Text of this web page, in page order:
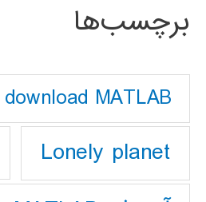
برچسب‌ها
download MATLAB
Lonely planet